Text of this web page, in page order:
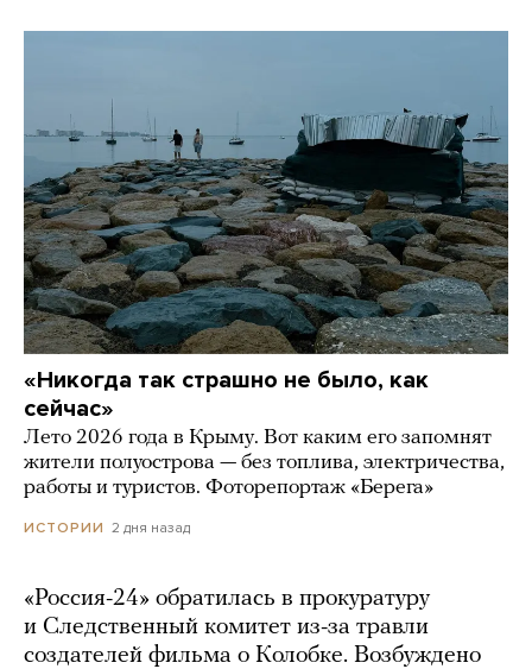
«Никогда так страшно не было, как
сейчас»
Лето 2026 года в Крыму. Вот каким его запомнят
жители полуострова — без топлива, электричества,
работы и туристов. Фоторепортаж «Берега»
ИСТОРИИ 2 дня назад
«Россия-24» обратилась в прокуратуру
и Следственный комитет из-за травли
создателей фильма о Колобке. Возбуждено